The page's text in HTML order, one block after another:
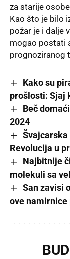
za starije
Kao što je bilo
požar je i dalje
mogao postati
prognoziranog
Kako su
prošlosti: Sjaj
Beč
2024
Revolucija u
Najbitnije
molekuli sa
San zavisi
ove namirnice